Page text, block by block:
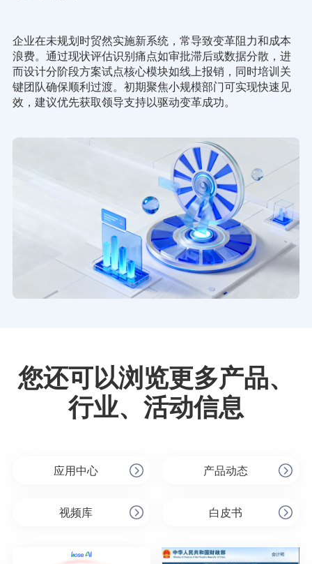
企业在未规划时贸然实施新系统，常导致变革阻力和成本
浪费。通过现状评估识别痛点如审批滞后或数据分散，进
而设计分阶段方案试点核心模块如线上报销，同时培训关
键团队确保顺利过渡。初期聚焦小规模部门可实现快速见
效，建议优先获取领导支持以驱动变革成功。
您还可以浏览更多产品、
行业、活动信息
应用中心 产品动态
视频库 白皮书